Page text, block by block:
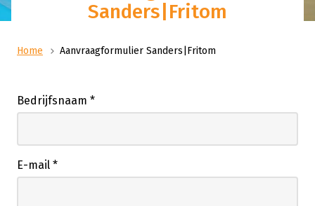
Sanders|Fritom
Home Aanvraagformulier Sanders|Fritom
Bedrijfsnaam *
E-mail *